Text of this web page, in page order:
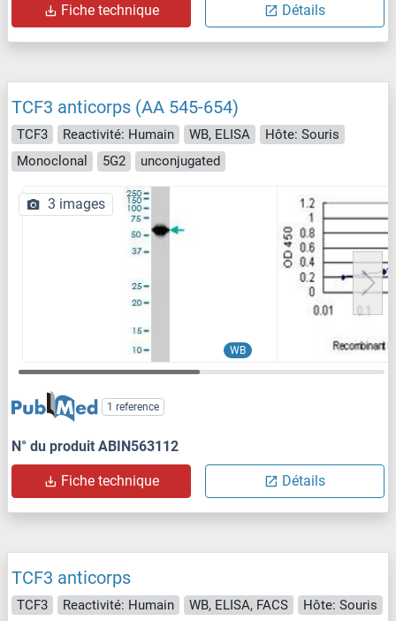
Fiche technique Détails
TCF3 anticorps (AA 545-654)
TCF3 Reactivité: Humain WB, ELISA
Hôte: Souris
Monoclonal
5G2 unconjugated
WB
3 images
1 reference
N° du produit ABIN563112
Fiche technique Détails
TCF3 anticorps
TCF3 Reactivité: Humain WB, ELISA, FACS
Hôte: Souris